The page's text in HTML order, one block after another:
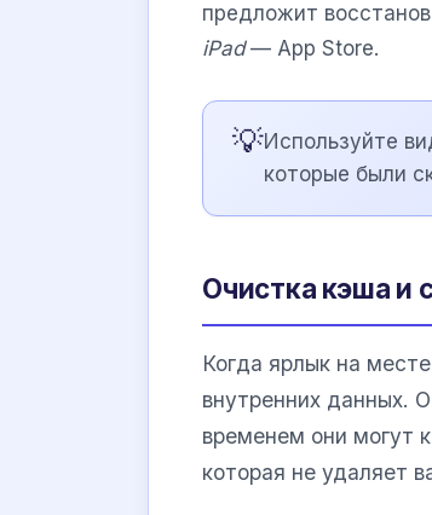
предложит
iPad— App Store.
💡Используйте
которые были
Очистка кэша и
Когда ярлык на
внутренних данных.
временем они могут
которая не удаляет